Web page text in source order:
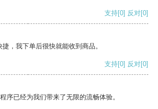
支持[0] 反对[0]
，我下单后很快就能收到商品。
支持[0] 反对[0]
序已经为我们带来了无限的流畅体验。